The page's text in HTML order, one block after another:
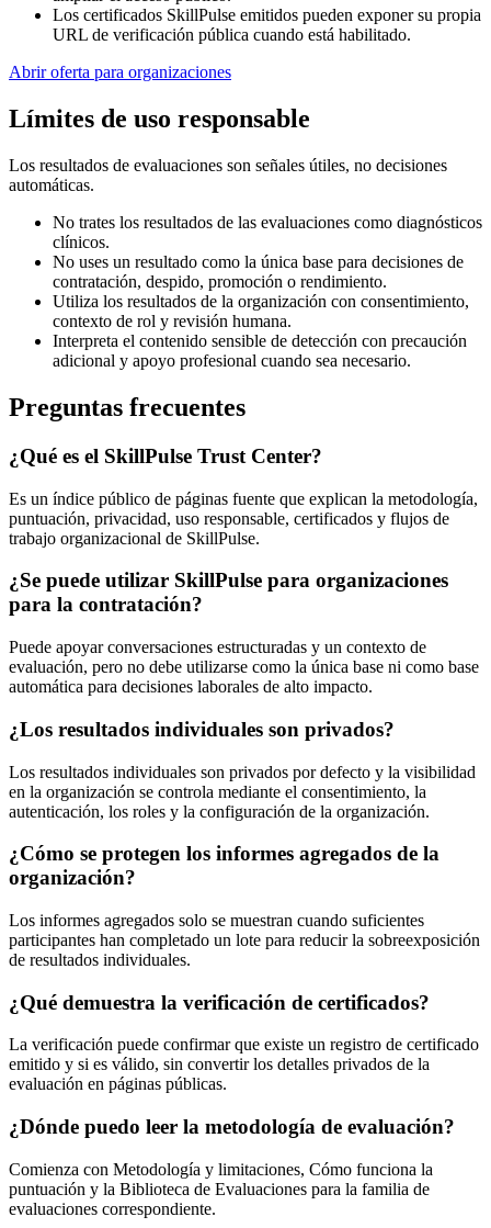
Los certificados SkillPulse emitidos pueden exponer su propia
URL de verificación pública cuando está habilitado.
Abrir oferta para organizaciones
Límites de uso responsable
Los resultados de evaluaciones son señales útiles, no decisiones
automáticas.
No trates los resultados de las evaluaciones como diagnósticos
clínicos.
No uses un resultado como la única base para decisiones de
contratación, despido, promoción o rendimiento.
Utiliza los resultados de la organización con consentimiento,
contexto de rol y revisión humana.
Interpreta el contenido sensible de detección con precaución
adicional y apoyo profesional cuando sea necesario.
Preguntas frecuentes
¿Qué es el SkillPulse Trust Center?
Es un índice público de páginas fuente que explican la metodología,
puntuación, privacidad, uso responsable, certificados y flujos de
trabajo organizacional de SkillPulse.
¿Se puede utilizar SkillPulse para organizaciones
para la contratación?
Puede apoyar conversaciones estructuradas y un contexto de
evaluación, pero no debe utilizarse como la única base ni como base
automática para decisiones laborales de alto impacto.
¿Los resultados individuales son privados?
Los resultados individuales son privados por defecto y la visibilidad
en la organización se controla mediante el consentimiento, la
autenticación, los roles y la configuración de la organización.
¿Cómo se protegen los informes agregados de la
organización?
Los informes agregados solo se muestran cuando suficientes
participantes han completado un lote para reducir la sobreexposición
de resultados individuales.
¿Qué demuestra la verificación de certificados?
La verificación puede confirmar que existe un registro de certificado
emitido y si es válido, sin convertir los detalles privados de la
evaluación en páginas públicas.
¿Dónde puedo leer la metodología de evaluación?
Comienza con Metodología y limitaciones, Cómo funciona la
puntuación y la Biblioteca de Evaluaciones para la familia de
evaluaciones correspondiente.